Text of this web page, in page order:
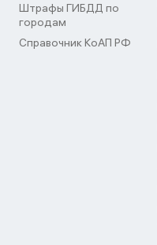
Штрафы ГИБДД по
городам
Справочник КоАП РФ